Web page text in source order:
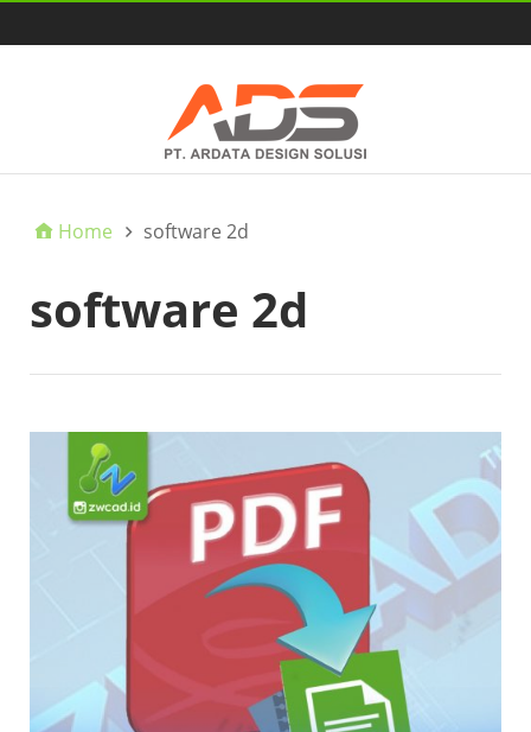
Home software 2d
software 2d